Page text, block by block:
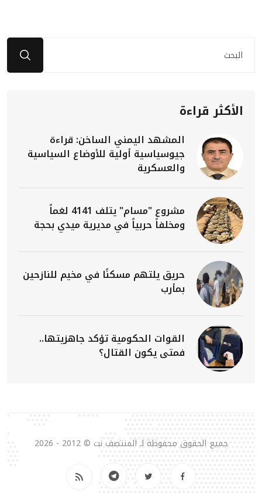
الأكثر قراءة
المشهد اليمني الساخن: قراءة
جيوسياسية أولية للأوضاع السياسية
والعسكرية
مشروع "مسام" يتلف 4141 لغماً
ومخلفاً حربياً في مديرية ميدي بحجة
حريق يلتهم مسكنًا في مخيم للنازحين
بمأرب
القوات الحكومية تؤكد جاهزيتها..
فمتى يكون القتال؟
جميع الحقوق محفوظة لـ المنتصف نت © 2012 - 2026